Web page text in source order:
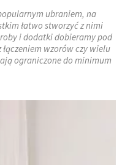
ubraniem, na
łatwo stworzyć z nimi
i dodatki dobieramy pod
wzorów czy wielu
ograniczone do minimum